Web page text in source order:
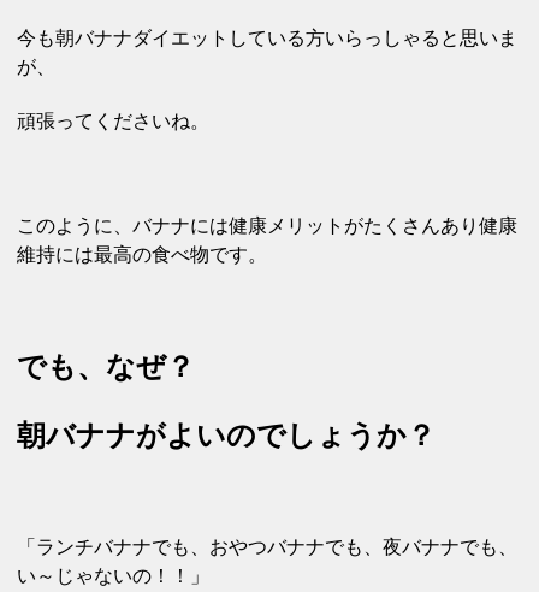
今も朝バナナダイエットしている方いらっしゃると思いま
が、
頑張ってくださいね。
このように、バナナには健康メリットがたくさんあり健康
維持には最高の食べ物です。
でも、 なぜ？
朝バナナがよいのでしょうか？
「ランチバナナでも、おやつバナナでも、夜バナナでも、
い～じゃないの！！」